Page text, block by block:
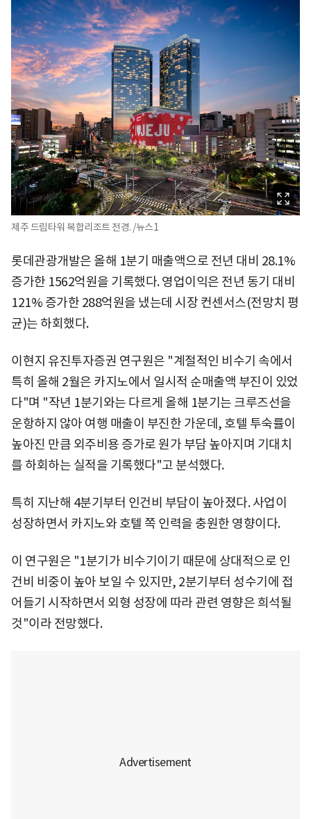
제주 드림타워 복합리조트 전경. /뉴스1
롯데관광개발은 올해 1분기 매출액으로 전년 대비 28.1%
증가한 1562억원을 기록했다. 영업이익은 전년 동기 대비
121% 증가한 288억원을 냈는데 시장 컨센서스(전망치 평
균)는 하회했다.
이현지 유진투자증권 연구원은 "계절적인 비수기 속에서
특히 올해 2월은 카지노에서 일시적 순매출액 부진이 있었
다"며 "작년 1분기와는 다르게 올해 1분기는 크루즈선을
운항하지 않아 여행 매출이 부진한 가운데, 호텔 투숙률이
높아진 만큼 외주비용 증가로 원가 부담 높아지며 기대치
를 하회하는 실적을 기록했다"고 분석했다.
특히 지난해 4분기부터 인건비 부담이 높아졌다. 사업이
성장하면서 카지노와 호텔 쪽 인력을 충원한 영향이다.
이 연구원은 "1분기가 비수기이기 때문에 상대적으로 인
건비 비중이 높아 보일 수 있지만, 2분기부터 성수기에 접
어들기 시작하면서 외형 성장에 따라 관련 영향은 희석될
것"이라 전망했다.